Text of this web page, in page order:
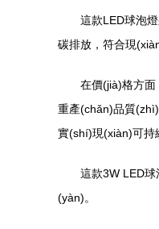
這款LED球泡
碳排放，符合現
在價(jià)格方
重產(chǎn)品質
實(shí)現(xiàn)可持
這款3W LED
(yàn)。